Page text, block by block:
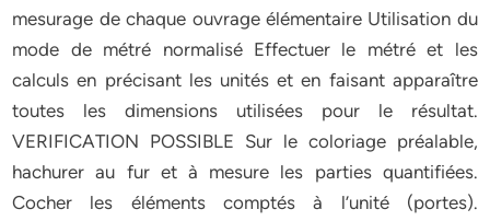
mesurage de chaque ouvrage élémentaire Utilisation du
mode de métré normalisé Effectuer le métré et les
calculs en précisant les unités et en faisant apparaître
toutes les dimensions utilisées pour le résultat.
VERIFICATION POSSIBLE Sur le coloriage préalable,
hachurer au fur et à mesure les parties quantifiées.
Cocher les éléments comptés à l’unité (portes).